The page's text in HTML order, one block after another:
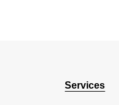
Services